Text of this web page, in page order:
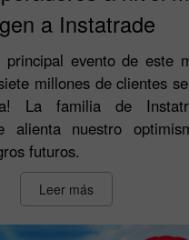
a Instatrade
principal evento de este
millones de clientes
La familia de
alienta nuestro
futuros.
Leer más